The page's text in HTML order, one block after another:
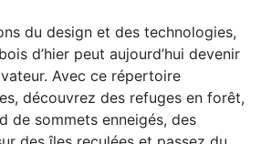
du design et des technologies,
d’hier peut aujourd’hui devenir
Avec ce répertoire
découvrez des refuges en forêt,
de sommets enneigés, des